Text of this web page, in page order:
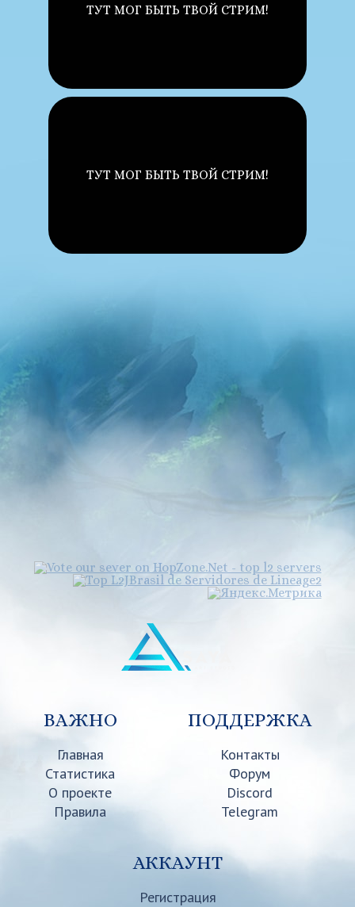
ТУТ МОГ БЫТЬ ТВОЙ СТРИМ!
ТУТ МОГ БЫТЬ ТВОЙ СТРИМ!
ВАЖНО
Главная
Статистика
О проекте
Правила
ПОДДЕРЖКА
Контакты
Форум
Discord
Telegram
АККАУНТ
Регистрация